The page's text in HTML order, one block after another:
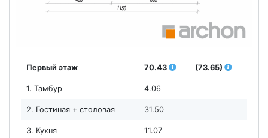
Первый этаж 70.43 (73.65)
1. Тамбур 4.06
2. Гостиная + столовая 31.50
3. Кухня 11.07